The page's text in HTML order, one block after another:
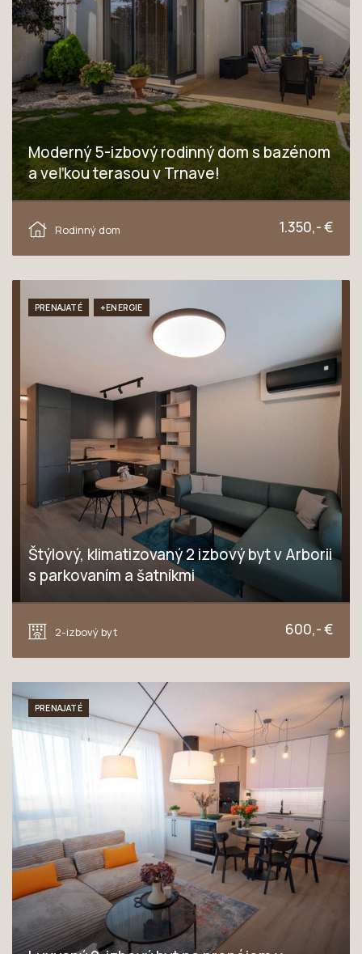
Moderný 5-izbový rodinný dom s bazénom
a veľkou terasou v Trnave!
Rodinný dom
1.350,- €
PRENAJATÉ +ENERGIE
Štýlový, klimatizovaný 2 izbový byt v Arborii
s parkovaním a šatníkmi
2-izbový byt
600,- €
PRENAJATÉ